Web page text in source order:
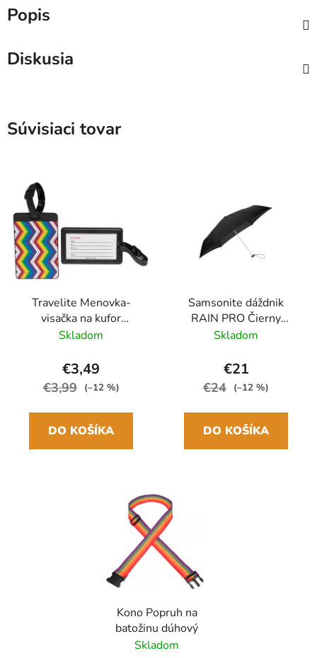
Popis
Diskusia
Súvisiaci tovar
Travelite Menovka-
visačka na kufor
Multicolor Waves
Skladom
€3,49
€3,99 (–12 %)
DO KOŠÍKA
Samsonite dáždnik
RAIN PRO Čierny
skladací manuálny
Skladom
€21
€24 (–12 %)
DO KOŠÍKA
Kono Popruh na
batožinu dúhový
Skladom